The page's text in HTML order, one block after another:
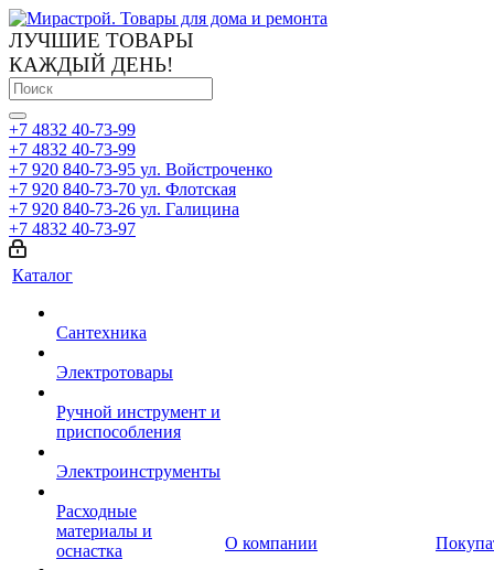
ЛУЧШИЕ ТОВАРЫ
КАЖДЫЙ ДЕНЬ!
+7 4832 40-73-99
+7 4832 40-73-99
+7 920 840-73-95 ул. Войстроченко
+7 920 840-73-70 ул. Флотская
+7 920 840-73-26 ул. Галицина
+7 4832 40-73-97
Каталог
Сантехника
Электротовары
Ручной инструмент и
приспособления
Электроинструменты
Расходные
материалы и
оснастка
О компании